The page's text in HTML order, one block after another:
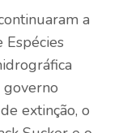
a
Espécies
extinção, o